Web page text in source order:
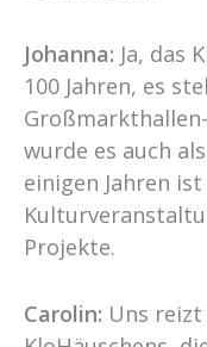
Johanna: Ja, das
100 Jahren, es
wurde es auch
einigen Jahren
Projekte.
Carolin: Uns